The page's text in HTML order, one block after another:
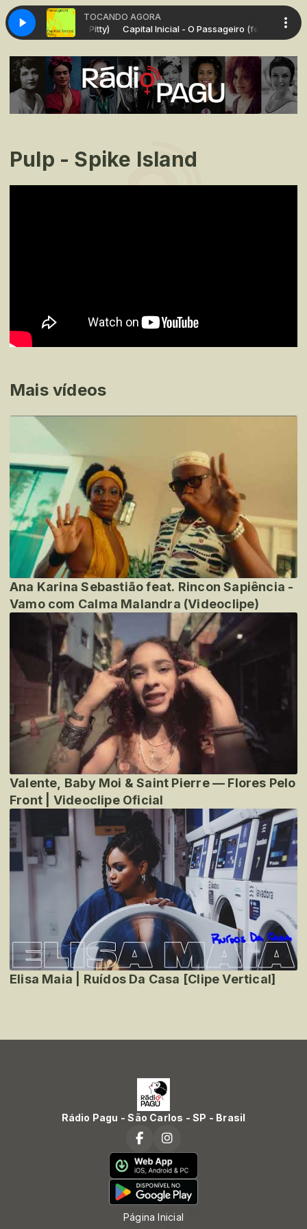
TOCANDO AGORA
Passageiro (feat Pitty) Capital Inicial - O Passageiro (feat Pitty)
Pulp - Spike Island
Mais vídeos
Ana Karina Sebastião feat. Rincon Sapiência -
Vamo com Calma Malandra (Videoclipe)
Valente, Baby Moi & Saint Pierre — Flores Pelo
Front | Videoclipe Oficial
Elisa Maia | Ruídos Da Casa [Clipe Vertical]
Rádio Pagu - São Carlos - SP - Brasil
Página Inicial